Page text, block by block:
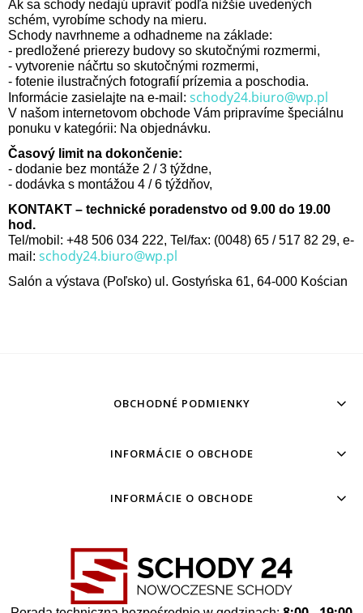
Ak sa schody nedajú upraviť podľa nižšie uvedených
schém, vyrobíme schody na mieru.
Schody navrhneme a odhadneme na základe:
- predložené prierezy budovy so skutočnými rozmermi,
- vytvorenie náčrtu so skutočnými rozmermi,
- fotenie ilustračných fotografií prízemia a poschodia.
Informácie zasielajte na e-mail: schody24.biuro@wp.pl
V našom internetovom obchode Vám pripravíme špeciálnu
ponuku v kategórii: Na objednávku.
Časový limit na dokončenie:
- dodanie bez montáže 2 / 3 týždne,
- dodávka s montážou 4 / 6 týždňov,
KONTAKT – technické poradenstvo od 9.00 do 19.00
hod.
Tel/mobil: +48 506 034 222, Tel/fax: (0048) 65 / 517 82 29, e-
mail: schody24.biuro@wp.pl
Salón a výstava (Poľsko) ul. Gostyńska 61, 64-000 Kościan
OBCHODNÉ PODMIENKY
INFORMÁCIE O OBCHODE
INFORMÁCIE O OBCHODE